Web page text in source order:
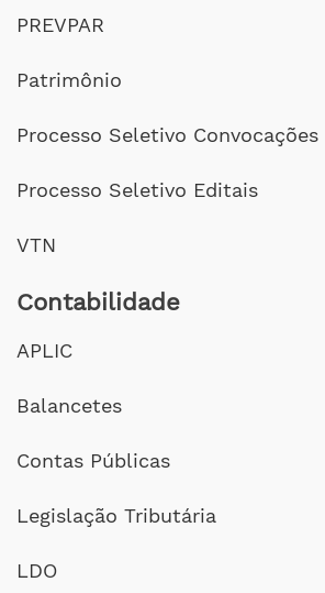
PREVPAR
Patrimônio
Processo Seletivo Convocações
Processo Seletivo Editais
VTN
Contabilidade
APLIC
Balancetes
Contas Públicas
Legislação Tributária
LDO